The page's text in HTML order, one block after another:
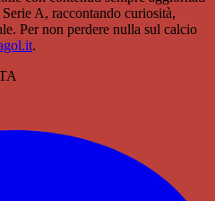
A, raccontando curiosità,
Per non perdere nulla sul calcio
.